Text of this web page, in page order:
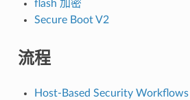
flash 加密
Secure Boot V2
流程
Host-Based Security Workflows